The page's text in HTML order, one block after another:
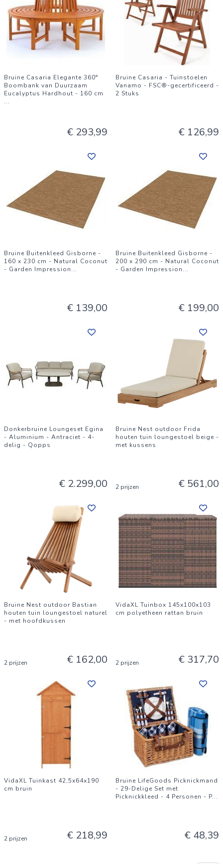
Bruine Casaria Elegante 360°
Boombank van Duurzaam
Eucalyptus Hardhout - 160 cm
...
€ 293,99
Bruine Casaria - Tuinstoelen
Vanamo - FSC®-gecertificeerd -
2 Stuks
€ 126,99
Bruine Buitenkleed Gisborne -
160 x 230 cm - Natural Coconut
- Garden Impression...
€ 139,00
Bruine Buitenkleed Gisborne -
200 x 290 cm - Natural Coconut
- Garden Impression...
€ 199,00
Donkerbruine Loungeset Egina
- Aluminium - Antraciet - 4-
delig - Qopps
€ 2.299,00
Bruine Nest outdoor Frida
houten tuin loungestoel beige -
met kussens
2 prijzen € 561,00
Bruine Nest outdoor Bastian
houten tuin loungestoel naturel
- met hoofdkussen
2 prijzen € 162,00
VidaXL Tuinbox 145x100x103
cm polyetheen rattan bruin
2 prijzen € 317,70
VidaXL Tuinkast 42,5x64x190
cm bruin
2 prijzen € 218,99
Bruine LifeGoods Picknickmand
- 29-Delige Set met
Picknickkleed - 4 Personen - P...
€ 48,39